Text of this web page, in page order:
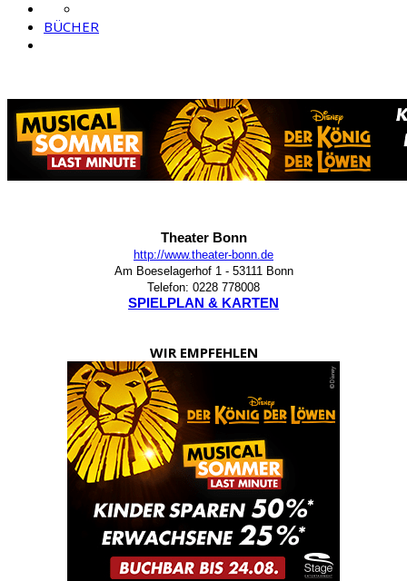
BÜCHER
Theater Bonn
http://www.theater-bonn.de
Am Boeselagerhof 1 - 53111 Bonn
Telefon: 0228 778008
SPIELPLAN & KARTEN
WIR EMPFEHLEN